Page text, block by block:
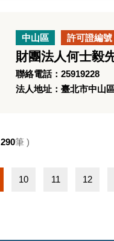
中山區 許可證編號
財團法人何士毅
聯絡電話：25919228
法人地址：臺北市中山
10 11 12
290筆 )